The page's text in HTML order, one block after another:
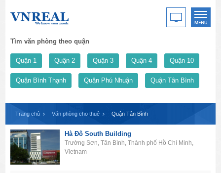
Tìm văn phòng theo quận
Quận 1 Quận 2 Quận 3 Quận 4 Quận 10
Quận Bình Thạnh Quận Phú Nhuận Quận Tân Bình
Trang chủ Văn phòng cho thuê Quận Tân Bình
Hà Đô South Building
Trường Sơn, Tân Bình, Thành phố Hồ Chí Minh,
Vietnam